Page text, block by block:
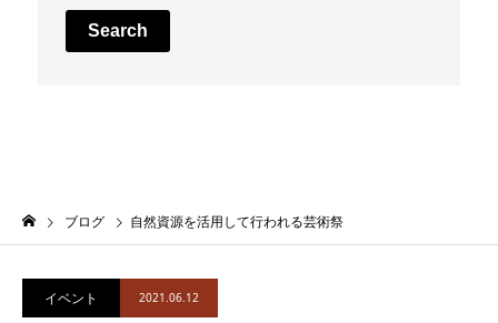
Search
ブログ 自然資源を活用して行われる芸術祭
イベント 2021.06.12